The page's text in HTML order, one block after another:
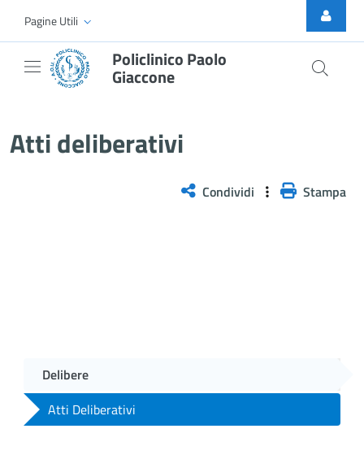
Skip to Main Content
Pagine Utili
Policlinico Paolo
Giaccone
Atti deliberativi
Condividi Stampa
Delibere
Atti Deliberativi